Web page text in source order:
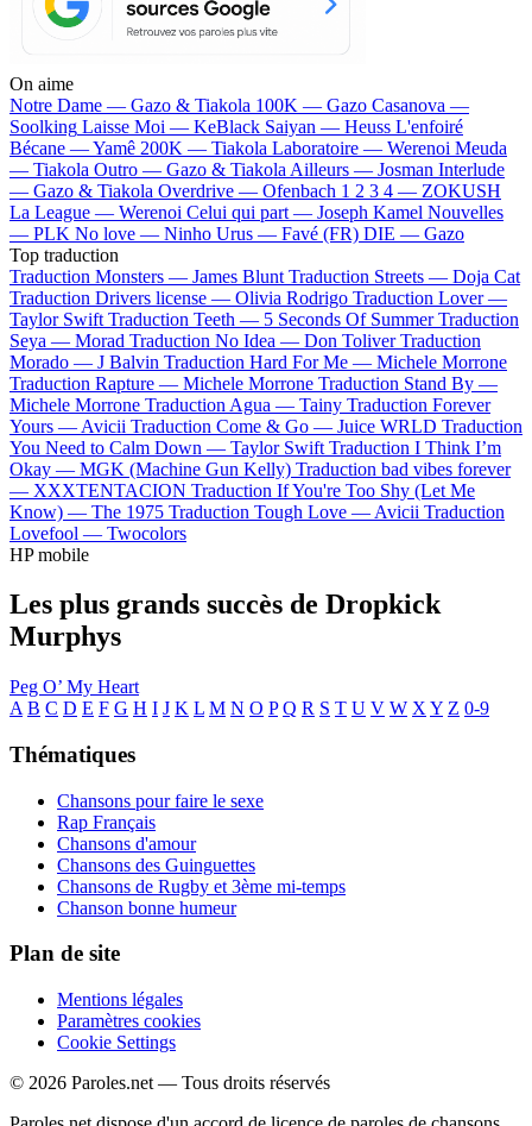
On aime
Notre Dame — Gazo & Tiakola 100K — Gazo Casanova —
Soolking Laisse Moi — KeBlack Saiyan — Heuss L'enfoiré
Bécane —Yamê 200K — Tiakola Laboratoire — Werenoi Meuda
— Tiakola Outro — Gazo & Tiakola Ailleurs — Josman Interlude
— Gazo & Tiakola Overdrive — Ofenbach 1 2 3 4 — ZOKUSH
La League — Werenoi Celui qui part — Joseph Kamel Nouvelles
— PLK No love — Ninho Urus — Favé (FR) DIE — Gazo
Top traduction
Traduction Monsters — James Blunt Traduction Streets — Doja Cat
Traduction Drivers license — Olivia Rodrigo Traduction Lover —
Taylor Swift Traduction Teeth — 5 Seconds Of Summer Traduction
Seya — Morad Traduction No Idea — Don Toliver Traduction
Morado — J Balvin Traduction Hard For Me — Michele Morrone
Traduction Rapture — Michele Morrone Traduction Stand By —
Michele Morrone Traduction Agua — Tainy Traduction Forever
Yours — Avicii Traduction Come & Go — Juice WRLD Traduction
You Need to Calm Down — Taylor Swift Traduction I Think I’m
Okay — MGK (Machine Gun Kelly) Traduction bad vibes forever
— XXXTENTACION Traduction If You're Too Shy (Let Me
Know) — The 1975 Traduction Tough Love — Avicii Traduction
Lovefool — Twocolors
HP mobile
Les plus grands succès de Dropkick
Murphys
Peg O’ My Heart
A B C D E F G H I J K L M N O P Q R S T U V W X Y Z 0-9
Thématiques
Chansons pour faire le sexe
Rap Français
Chansons d'amour
Chansons des Guinguettes
Chansons de Rugby et 3ème mi-temps
Chanson bonne humeur
Plan de site
Mentions légales
Paramètres cookies
Cookie Settings
© 2026 Paroles.net — Tous droits réservés